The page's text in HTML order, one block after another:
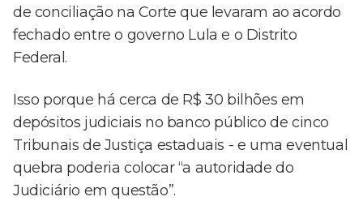
de conciliação na Corte que levaram ao acordo
fechado entre o governo Lula e o Distrito
Federal.
Isso porque há cerca de R$ 30 bilhões em
depósitos judiciais no banco público de cinco
Tribunais de Justiça estaduais - e uma eventual
quebra poderia colocar “a autoridade do
Judiciário em questão”.